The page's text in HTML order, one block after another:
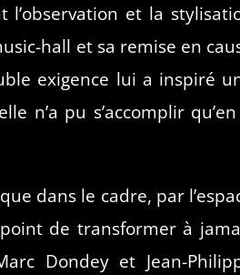
et la
hall et sa remise en
exigence lui a inspiré
n’a pu s’accomplir
dans le cadre, par
de transformer à
Dondey et Jean-